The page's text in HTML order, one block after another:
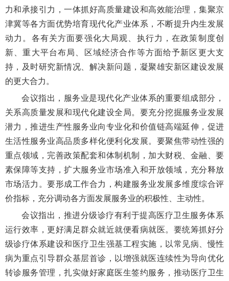
力和承接引力，一体抓好高质量建设和高效能治理，集聚京
津冀等各方面优势培育现代化产业体系，不断提升内生发展
动力。各有关方面要强化大局观、执行力，在政策制度创
新、重大平台布局、区域经济合作等方面给予新区更大支
持，及时研究新情况、解决新问题，凝聚雄安新区建设发展
的更大合力。
会议指出，服务业是现代化产业体系的重要组成部分，
关系高质量发展和现代化建设全局。要充分挖掘服务业发展
潜力，推进生产性服务业向专业化和价值链高端延伸，促进
生活性服务业高品质多样化便利化发展。要聚焦带动性强的
重点领域，完善政策配套和体制机制，加大财税、金融、要
素保障等支持，扩大服务业市场准入和开放领域，充分释放
市场活力。要形成工作合力，构建服务业发展多维度综合评
价指标，充分调动各方面发展服务业的积极性、主动性。
会议指出，推进分级诊疗有利于提高医疗卫生服务体系
运行效率，更好满足群众就近就便看病就医。要统筹抓好分
级诊疗体系建设和医疗卫生强基工程实施，以常见病、慢性
病为重点引导群众基层首诊，以增强就医连续性为导向优化
转诊服务管理，扎实做好家庭医生签约服务，推动医疗卫生